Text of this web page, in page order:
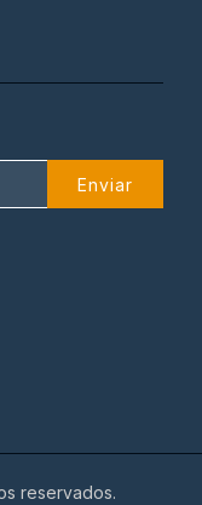
Enviar
reservados.